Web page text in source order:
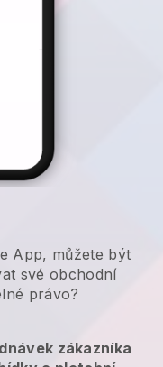
App, můžete být
své obchodní
právo?
zákazníka